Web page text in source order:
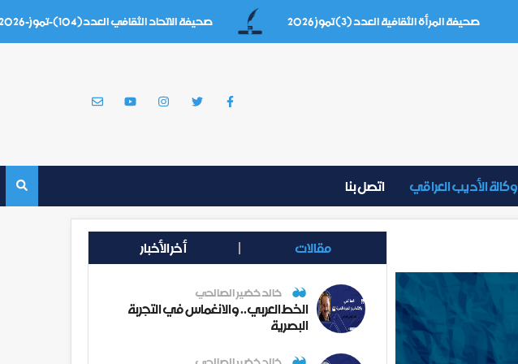
صحيفة المرأة الثقافية العدد (3) تموز 2026 صحيفة الاتحاد الثقافي العدد(104)-تموز-2026
وكالة الأديب العراقي اتصل بنا
مقالات أخر الأخبار
خالد خضير الصالحي
الخط العربي.. والانغماس في التجربة
البصرية